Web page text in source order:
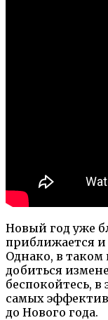
Новый год уже
приближается и
Однако, в
добиться
беспокойтесь,
самых
до Нового года.